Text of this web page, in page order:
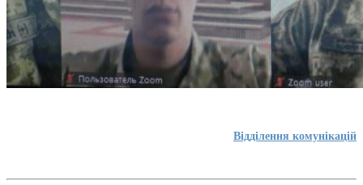
Відділення комунікацій